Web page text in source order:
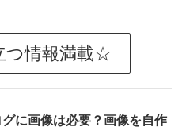
つ情報満載☆
グに画像は必要？画像を自作